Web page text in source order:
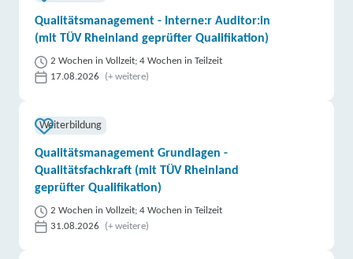
Qualitätsmanagement - Interne:r Auditor:in
(mit TÜV Rheinland geprüfter Qualifikation)
2 Wochen in Vollzeit; 4 Wochen in Teilzeit
17.08.2026
(+ weitere)
Weiterbildung
Qualitätsmanagement Grundlagen -
Qualitätsfachkraft (mit TÜV Rheinland
geprüfter Qualifikation)
2 Wochen in Vollzeit; 4 Wochen in Teilzeit
31.08.2026
(+ weitere)